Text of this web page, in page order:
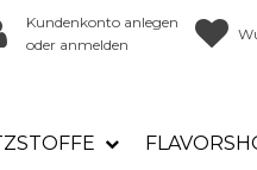
Kundenkonto anlegen
oder anmelden